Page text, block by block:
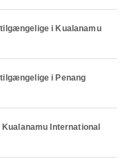
i Kualanamu
i Penang
International